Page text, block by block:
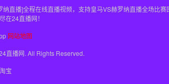
纳直播]全程在线直播视频，支持皇马VS赫罗纳直播全场比
在24直播网！
网站地图
直播网. All Rights Reserved.
淘宝